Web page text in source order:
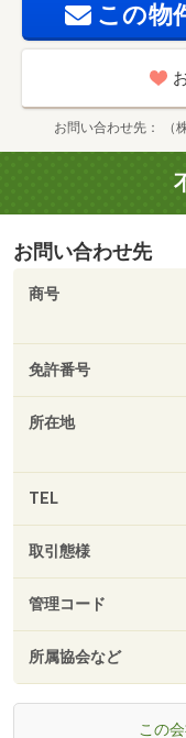
この物
お問い合わせ先 （
お問い合わせ先
商号
免許番号
所在地
TEL
取引態様
管理コード
所属協会など
この